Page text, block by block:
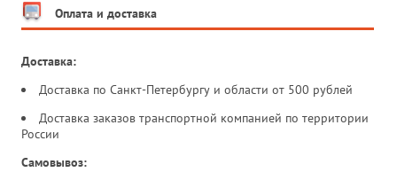
Оплата и доставка
Доставка:
Доставка по Санкт-Петербургу и области от 500 рублей
Доставка заказов транспортной компанией по территории
России
Самовывоз: